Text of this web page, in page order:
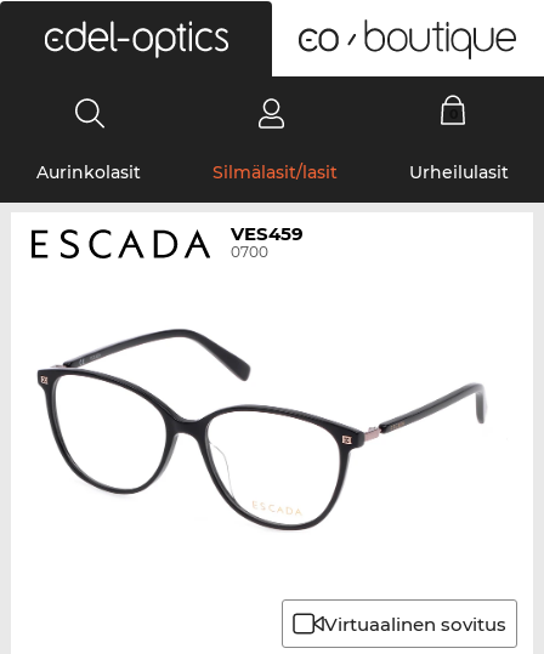
Aurinkolasit Silmälasit/lasit Urheilulasit
VES459
0700
Virtuaalinen sovitus